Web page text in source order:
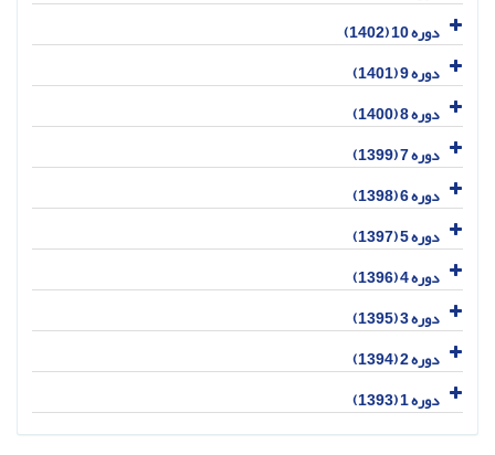
دوره 10 (1402)
دوره 9 (1401)
دوره 8 (1400)
دوره 7 (1399)
دوره 6 (1398)
دوره 5 (1397)
دوره 4 (1396)
دوره 3 (1395)
دوره 2 (1394)
دوره 1 (1393)